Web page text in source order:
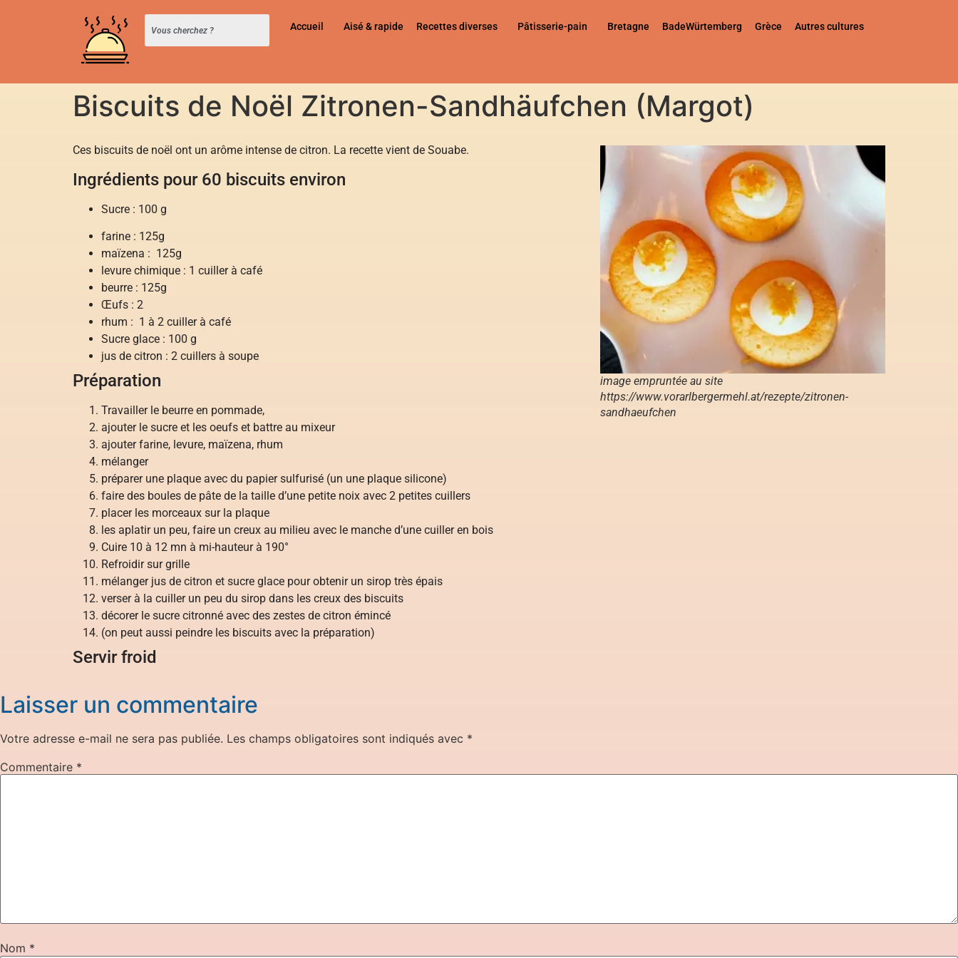
Accueil Aisé & rapide Recettes diverses Pâtisserie-pain Bretagne BadeWürtemberg Grèce Autres cultures
Biscuits de Noël Zitronen-Sandhäufchen (Margot)
image empruntée au site
https://www.vorarlbergermehl.at/rezepte/zitronen-
sandhaeufchen
Ces biscuits de noël ont un arôme intense de citron. La recette vient de Souabe.
Ingrédients pour 60 biscuits environ
Sucre : 100 g
farine : 125g
maïzena : 125g
levure chimique : 1 cuiller à café
beurre : 125g
Œufs : 2
rhum : 1 à 2 cuiller à café
Sucre glace : 100 g
jus de citron : 2 cuillers à soupe
Préparation
Travailler le beurre en pommade,
ajouter le sucre et les oeufs et battre au mixeur
ajouter farine, levure, maïzena, rhum
mélanger
préparer une plaque avec du papier sulfurisé (un une plaque silicone)
faire des boules de pâte de la taille d’une petite noix avec 2 petites cuillers
placer les morceaux sur la plaque
les aplatir un peu, faire un creux au milieu avec le manche d’une cuiller en bois
Cuire 10 à 12 mn à mi-hauteur à 190°
Refroidir sur grille
mélanger jus de citron et sucre glace pour obtenir un sirop très épais
verser à la cuiller un peu du sirop dans les creux des biscuits
décorer le sucre citronné avec des zestes de citron émincé
(on peut aussi peindre les biscuits avec la préparation)
Servir froid
Laisser un commentaire
Votre adresse e-mail ne sera pas publiée. Les champs obligatoires sont indiqués avec *
Commentaire *
Nom *